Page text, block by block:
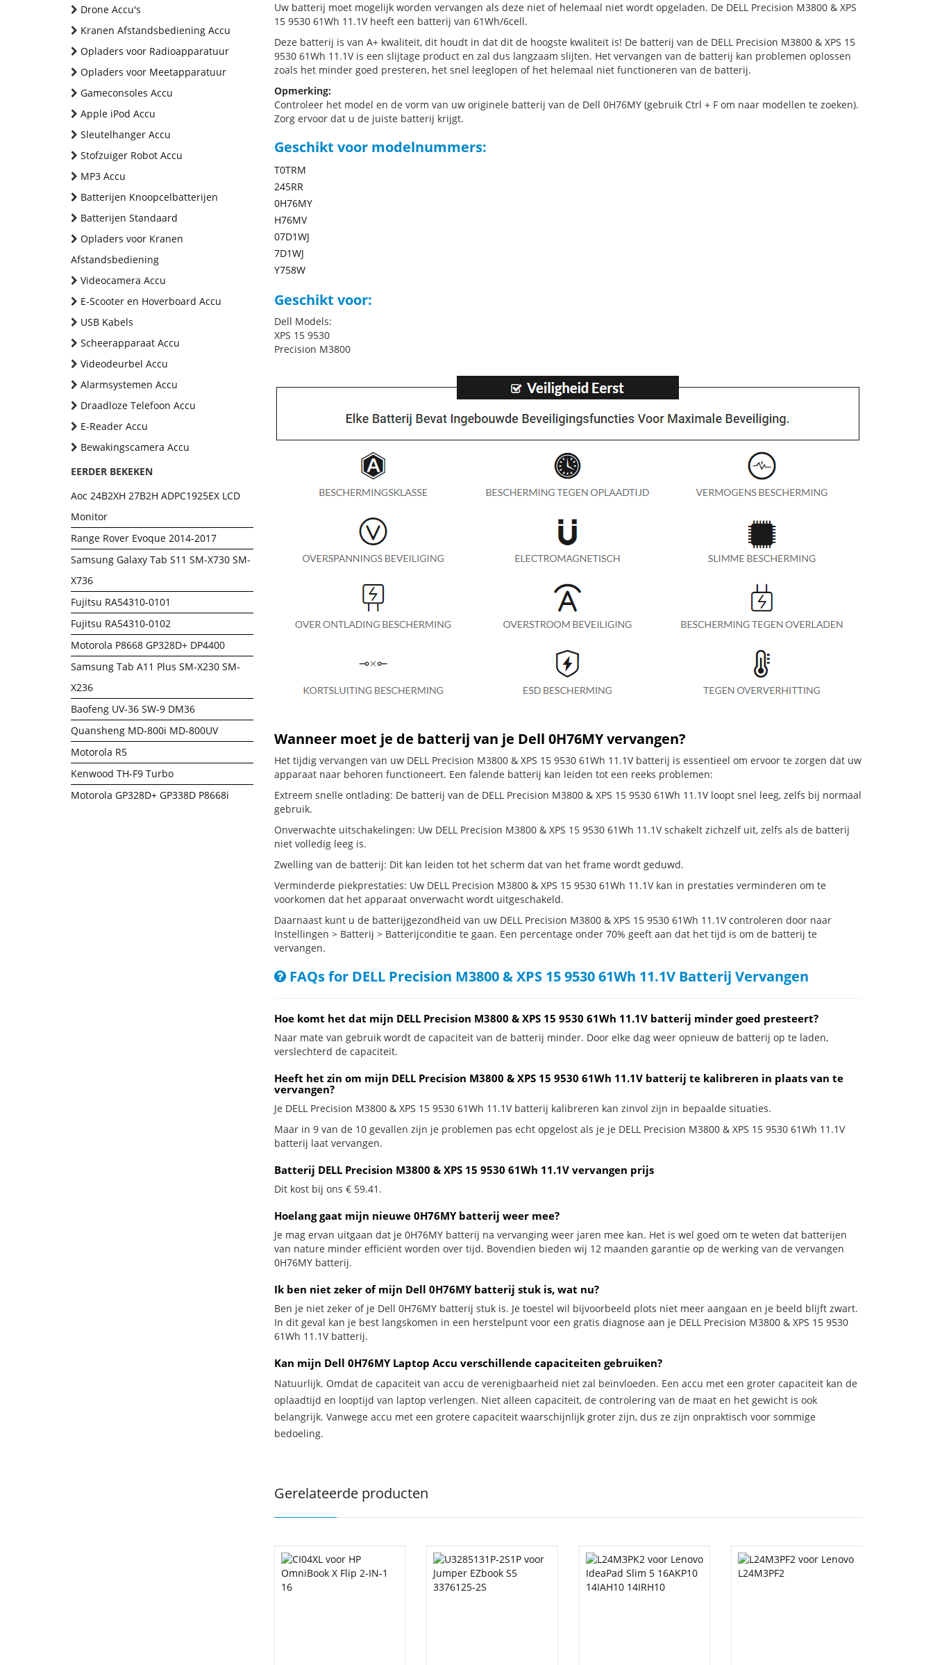
Drone Accu's
Kranen Afstandsbediening Accu
Opladers voor Radioapparatuur
Opladers voor Meetapparatuur
Gameconsoles Accu
Apple iPod Accu
Sleutelhanger Accu
Stofzuiger Robot Accu
MP3 Accu
Batterijen Knoopcelbatterijen
Batterijen Standaard
Opladers voor Kranen
Afstandsbediening
Videocamera Accu
E-Scooter en Hoverboard Accu
USB Kabels
Scheerapparaat Accu
Videodeurbel Accu
Alarmsystemen Accu
Draadloze Telefoon Accu
E-Reader Accu
Bewakingscamera Accu
EERDER BEKEKEN
Aoc 24B2XH 27B2H ADPC1925EX LCD
Monitor
Range Rover Evoque 2014-2017
Samsung Galaxy Tab S11 SM-X730 SM-
X736
Fujitsu RA54310-0101
Fujitsu RA54310-0102
Motorola P8668 GP328D+ DP4400
Samsung Tab A11 Plus SM-X230 SM-
X236
Baofeng UV-36 SW-9 DM36
Quansheng MD-800i MD-800UV
Motorola R5
Kenwood TH-F9 Turbo
Motorola GP328D+ GP338D P8668i
Uw batterij moet mogelijk worden vervangen als deze niet of helemaal niet wordt opgeladen. De DELL Precision M3800 & XPS
15 9530 61Wh 11.1V heeft een batterij van 61Wh/6cell.
Deze batterij is van A+ kwaliteit, dit houdt in dat dit de hoogste kwaliteit is! De batterij van de DELL Precision M3800 & XPS 15
9530 61Wh 11.1V is een slijtage product en zal dus langzaam slijten. Het vervangen van de batterij kan problemen oplossen
zoals het minder goed presteren, het snel leeglopen of het helemaal niet functioneren van de batterij.
Opmerking:
Controleer het model en de vorm van uw originele batterij van de Dell 0H76MY (gebruik Ctrl + F om naar modellen te zoeken).
Zorg ervoor dat u de juiste batterij krijgt.
Geschikt voor modelnummers:
T0TRM
245RR
0H76MY
H76MV
07D1WJ
7D1WJ
Y758W
Geschikt voor:
Dell Models:
XPS 15 9530
Precision M3800
Wanneer moet je de batterij van je Dell 0H76MY vervangen?
Het tijdig vervangen van uw DELL Precision M3800 & XPS 15 9530 61Wh 11.1V batterij is essentieel om ervoor te zorgen dat uw
apparaat naar behoren functioneert. Een falende batterij kan leiden tot een reeks problemen:
Extreem snelle ontlading: De batterij van de DELL Precision M3800 & XPS 15 9530 61Wh 11.1V loopt snel leeg, zelfs bij normaal
gebruik.
Onverwachte uitschakelingen: Uw DELL Precision M3800 & XPS 15 9530 61Wh 11.1V schakelt zichzelf uit, zelfs als de batterij
niet volledig leeg is.
Zwelling van de batterij: Dit kan leiden tot het scherm dat van het frame wordt geduwd.
Verminderde piekprestaties: Uw DELL Precision M3800 & XPS 15 9530 61Wh 11.1V kan in prestaties verminderen om te
voorkomen dat het apparaat onverwacht wordt uitgeschakeld.
Daarnaast kunt u de batterijgezondheid van uw DELL Precision M3800 & XPS 15 9530 61Wh 11.1V controleren door naar
Instellingen > Batterij > Batterijconditie te gaan. Een percentage onder 70% geeft aan dat het tijd is om de batterij te
vervangen.
FAQs for DELL Precision M3800 & XPS 15 9530 61Wh 11.1V Batterij Vervangen
Hoe komt het dat mijn DELL Precision M3800 & XPS 15 9530 61Wh 11.1V batterij minder goed presteert?
Naar mate van gebruik wordt de capaciteit van de batterij minder. Door elke dag weer opnieuw de batterij op te laden,
verslechterd de capaciteit.
Heeft het zin om mijn DELL Precision M3800 & XPS 15 9530 61Wh 11.1V batterij te kalibreren in plaats van te
vervangen?
Je DELL Precision M3800 & XPS 15 9530 61Wh 11.1V batterij kalibreren kan zinvol zijn in bepaalde situaties.
Maar in 9 van de 10 gevallen zijn je problemen pas echt opgelost als je je DELL Precision M3800 & XPS 15 9530 61Wh 11.1V
batterij laat vervangen.
Batterij DELL Precision M3800 & XPS 15 9530 61Wh 11.1V vervangen prijs
Dit kost bij ons € 59.41.
Hoelang gaat mijn nieuwe 0H76MY batterij weer mee?
Je mag ervan uitgaan dat je 0H76MY batterij na vervanging weer jaren mee kan. Het is wel goed om te weten dat batterijen
van nature minder efficiënt worden over tijd. Bovendien bieden wij 12 maanden garantie op de werking van de vervangen
0H76MY batterij.
Ik ben niet zeker of mijn Dell 0H76MY batterij stuk is, wat nu?
Ben je niet zeker of je Dell 0H76MY batterij stuk is. Je toestel wil bijvoorbeeld plots niet meer aangaan en je beeld blijft zwart.
In dit geval kan je best langskomen in een herstelpunt voor een gratis diagnose aan je DELL Precision M3800 & XPS 15 9530
61Wh 11.1V batterij.
Kan mijn Dell 0H76MY Laptop Accu verschillende capaciteiten gebruiken?
Natuurlijk. Omdat de capaciteit van accu de verenigbaarheid niet zal beïnvloeden. Een accu met een groter capaciteit kan de
oplaadtijd en looptijd van laptop verlengen. Niet alleen capaciteit, de controlering van de maat en het gewicht is ook
belangrijk. Vanwege accu met een grotere capaciteit waarschijnlijk groter zijn, dus ze zijn onpraktisch voor sommige
bedoeling.
Gerelateerde producten